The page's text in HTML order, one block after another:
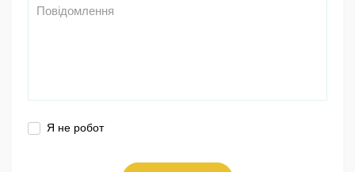
Я не робот